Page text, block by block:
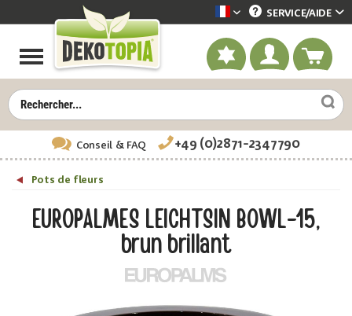
Dekotopia französisch
SERVICE/AIDE
Conseil& FAQ +49 (0)2871-2347790
Pots de fleurs
EUROPALMES LEICHTSIN BOWL-15,
brun brillant